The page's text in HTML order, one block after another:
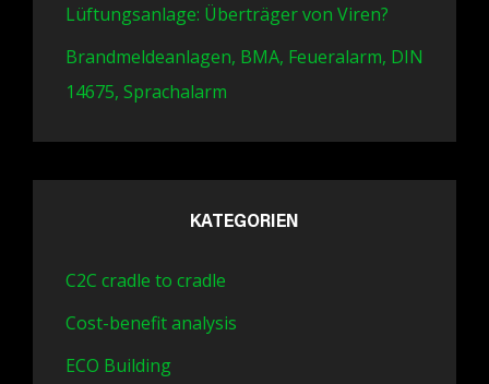
Lüftungsanlage: Überträger von Viren?
Brandmeldeanlagen, BMA, Feueralarm, DIN
14675, Sprachalarm
KATEGORIEN
C2C cradle to cradle
Cost-benefit analysis
ECO Building